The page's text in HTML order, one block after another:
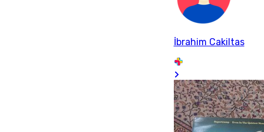
İbrahim Cakiltas